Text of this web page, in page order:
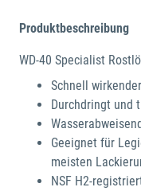
Produktbeschreibung
WD-40 Specialist
Schnell
Durchdringt und
Geeignet für
meisten
NSF H2-